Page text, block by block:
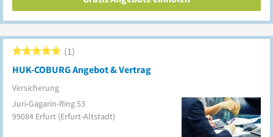
HUK-COBURG Angebot & Vertrag
Versicherung
1
Juri-Gagarin-Ring 53
99084 Erfurt (Erfurt-Altstadt)